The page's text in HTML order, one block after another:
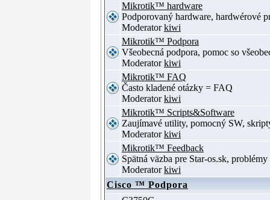
Mikrotik™ hardware
Podporovaný hardware, hardwérové
Moderatorkiwi
Mikrotik™ Podpora
Všeobecná podpora, pomoc so
Moderatorkiwi
Mikrotik™ FAQ
Často kladené otázky = FAQ
Moderatorkiwi
Mikrotik™ Scripts&Software
Zaujímavé utility, pomocný SW,
Moderatorkiwi
Mikrotik™ Feedback
Spätná väzba pre Star-os.sk,
Moderatorkiwi
Cisco ™ Podpora